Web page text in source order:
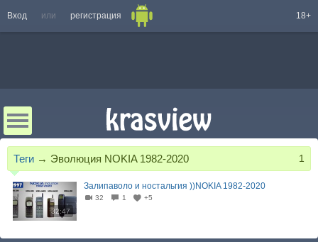
Вход или регистрация 18+
Теги → Эволюция NOKIA 1982-2020 1
32:47
Залипаволо и ностальгия ))NOKIA 1982-2020
32 1 +5